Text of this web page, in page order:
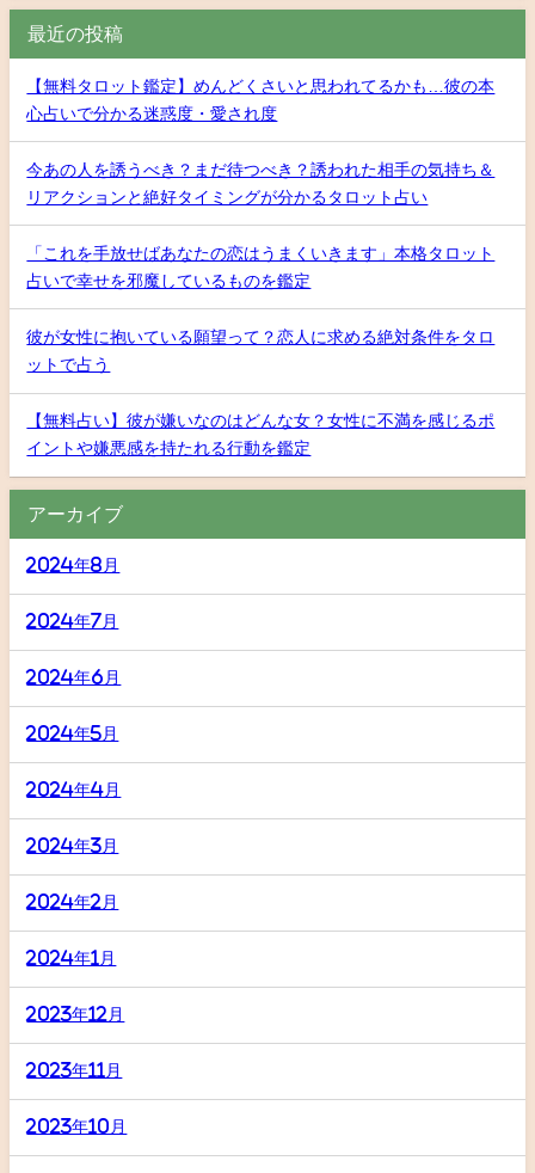
最近の投稿
【無料タロット鑑定】めんどくさいと思われてるかも…彼の本
心占いで分かる迷惑度・愛され度
今あの人を誘うべき？まだ待つべき？誘われた相手の気持ち＆
リアクションと絶好タイミングが分かるタロット占い
「これを手放せばあなたの恋はうまくいきます」本格タロット
占いで幸せを邪魔しているものを鑑定
彼が女性に抱いている願望って？恋人に求める絶対条件をタロ
ットで占う
【無料占い】彼が嫌いなのはどんな女？女性に不満を感じるポ
イントや嫌悪感を持たれる行動を鑑定
アーカイブ
2024年8月
2024年7月
2024年6月
2024年5月
2024年4月
2024年3月
2024年2月
2024年1月
2023年12月
2023年11月
2023年10月